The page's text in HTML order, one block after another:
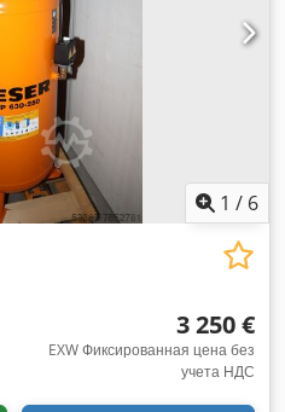
1 / 6
3 250 €
EXW Фиксированная цена без
учета НДС